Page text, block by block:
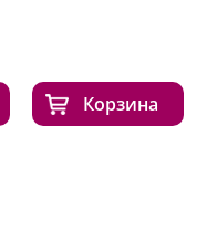
Корзина